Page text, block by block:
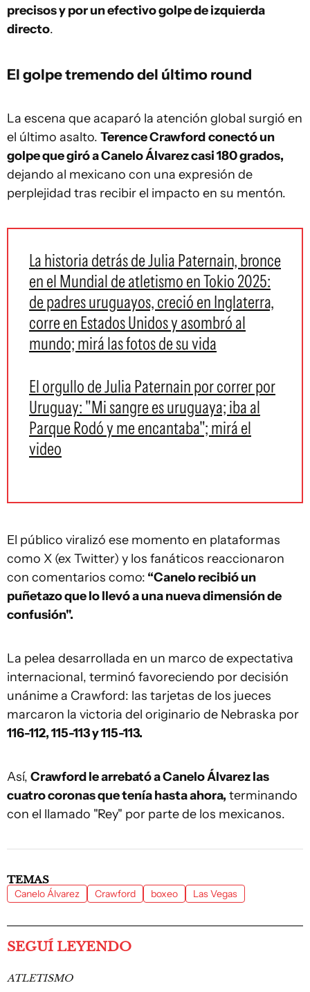
precisos y por un efectivo golpe de izquierda
directo.
El golpe tremendo del último round
La escena que acaparó la atención global surgió en
el último asalto. Terence Crawfordconectó un
golpe que giró a Canelo Álvarez casi 180 grados,
dejando al mexicano con una expresión de
perplejidad tras recibir el impacto en su mentón.
La historia detrás de Julia Paternain, bronce
en el Mundial de atletismo en Tokio 2025:
de padres uruguayos, creció en Inglaterra,
corre en Estados Unidos y asombró al
mundo; mirá las fotos de su vida
El orgullo de Julia Paternain por correr por
Uruguay: "Mi sangre es uruguaya; iba al
Parque Rodó y me encantaba"; mirá el
video
El público viralizó ese momento en plataformas
como X (ex Twitter) y los fanáticos reaccionaron
con comentarios como: “Canelo recibió un
puñetazo que lo llevó a una nueva dimensión de
confusión".
La pelea desarrollada en un marco de expectativa
internacional, terminó favoreciendo por decisión
unánime a Crawford: las tarjetas de los jueces
marcaron la victoria del originario de Nebraska por
116-112, 115-113 y 115-113.
Así, Crawford le arrebató a Canelo Álvarez las
cuatro coronas que tenía hasta ahora, terminando
con el llamado "Rey" por parte de los mexicanos.
TEMAS
Canelo Álvarez Crawford boxeo Las Vegas
SEGUÍ LEYENDO
ATLETISMO